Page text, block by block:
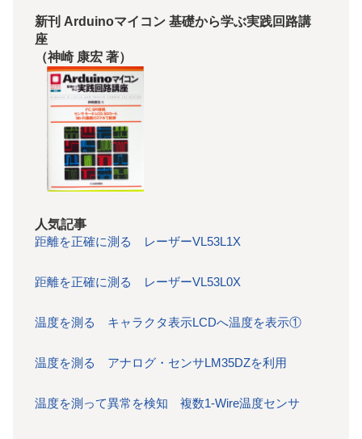
新刊 Arduinoマイコン 基礎から学ぶ実践回路講
座
（神崎 康宏 著）
人気記事
距離を正確に測る レーザーVL53L1X
距離を正確に測る レーザーVL53L0X
温度を測る キャラクタ表示LCDへ温度を表示①
温度を測る アナログ・センサLM35DZを利用
温度を測って異常を検知 複数1-Wire温度センサ